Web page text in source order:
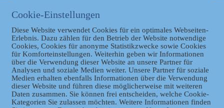
Taschenbuch
GVBl | Einbanddecke
Datenschutz
Cookie-Einstellungen
Diese Website verwendet Cookies für ein optimales Webseiten-
Erlebnis. Dazu zählen für den Betrieb der Website notwendige
Cookies, Cookies für anonyme Statistikzwecke sowie Cookies
für Komforteinstellungen. Weiterhin geben wir Informationen
über die Verwendung dieser Website an unsere Partner für
Analysen und soziale Medien weiter. Unsere Partner für soziale
Medien erhalten ebenfalls Informationen über die Verwendung
dieser Website und führen diese möglicherweise mit weiteren
Daten zusammen. Sie können frei entscheiden, welche Cookie-
Kategorien Sie zulassen möchten. Weitere Informationen finden